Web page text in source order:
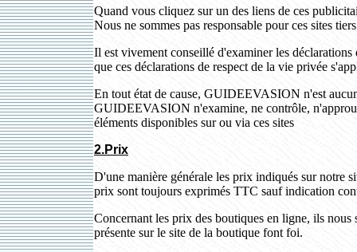
Quand vous cliquez sur un des liens de ces
Nous ne sommes pas responsable pour ces sites
Il est vivement conseillé d'examiner les
que ces déclarations de respect de la vie privée
En tout état de cause, GUIDEEVASION n'est
GUIDEEVASION n'examine, ne contrôle,
éléments disponibles sur ou via ces sites
2.Prix
D'une manière générale les prix indiqués sur notre
prix sont toujours exprimés TTC sauf indication
Concernant les prix des boutiques en ligne, ils
présente sur le site de la boutique font foi.